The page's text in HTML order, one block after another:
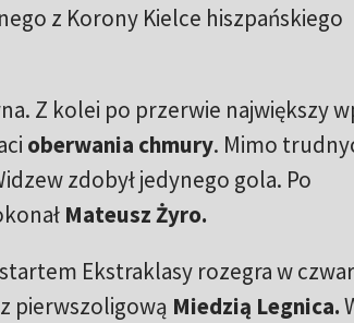
z Korony Kielce hiszpańskiego
Z kolei po przerwie największy
oberwania chmury. Mimo
zdobył jedynego gola. Po
Mateusz Żyro.
Ekstraklasy rozegra w
pierwszoligową Miedzią Legnica.